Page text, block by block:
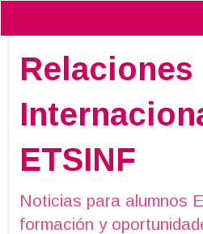
Relaciones
ETSINF
Noticias para alumnos
formación y